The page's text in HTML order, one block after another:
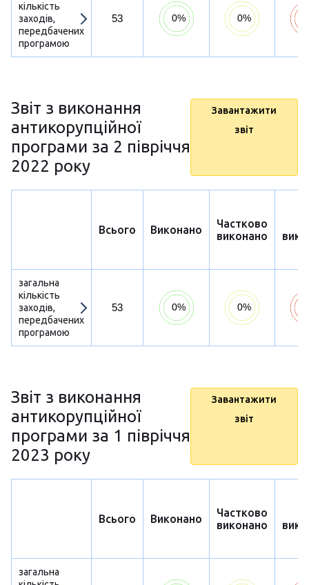
кількість
заходів,
передбачених
програмою
53
Звіт з виконання
антикорупційної
програми за 2 півріччя
2022 року
Завантажити
звіт
Всього Виконано
Частково
виконано
загальна
кількість
заходів,
передбачених
програмою
53
Звіт з виконання
антикорупційної
програми за 1 півріччя
2023 року
Завантажити
звіт
Всього Виконано
Частково
виконано
загальна